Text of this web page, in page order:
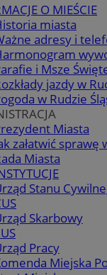
O MIEŚCIE
miasta
adresy i
i Msze
jazdy w
w Rudzie
Miasta
załatwić
Miasta
Stanu
Skarbowy
Pracy
Miejska